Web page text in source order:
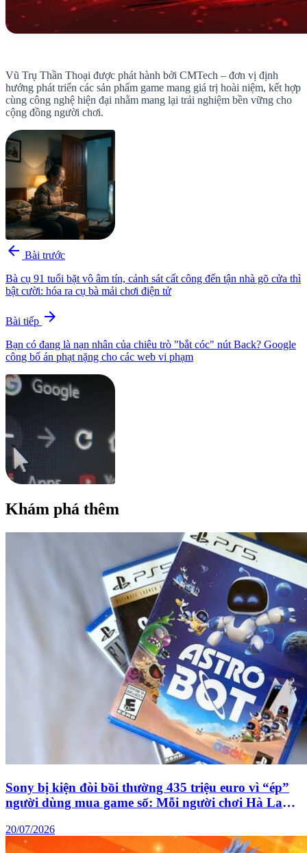
Vũ Trụ Thần Thoại được phát hành bởi CMTech – đơn vị định
hướng phát triển các sản phẩm game mang giá trị hoài niệm, kết hợp
cùng công nghệ hiện đại nhằm mang lại trải nghiệm bền vững cho
cộng đồng người chơi.
arrow_back Bài trước
Bà cụ 91 tuổi bặt vô âm tín, cảnh sát cất công đến tận nhà gõ cửa thì
bật cười: hóa ra cụ bà mải chơi điện tử
Bài tiếp arrow_forward
Bạn có đang là nạn nhân của chiêu trò "bắt cóc" nút Back? Google
công bố án phạt nặng cho các web vi phạm
Khám phá thêm
Sony bị kiện đòi bồi thường 435 triệu euro vì “ép”
người dùng mua game số: Mỗi người chơi Hà Lan
20/07/2026